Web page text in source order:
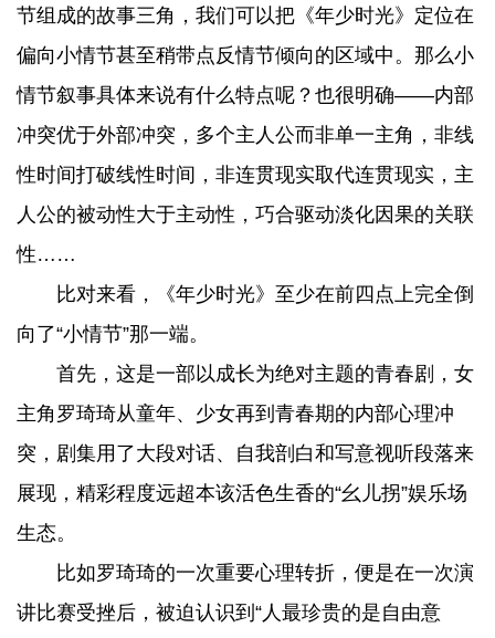
节组成的故事三角，我们可以把《年少时光》定位在
偏向小情节甚至稍带点反情节倾向的区域中。那么小
情节叙事具体来说有什么特点呢？也很明确——内部
冲突优于外部冲突，多个主人公而非单一主角，非线
性时间打破线性时间，非连贯现实取代连贯现实，主
人公的被动性大于主动性，巧合驱动淡化因果的关联
性……
比对来看，《年少时光》至少在前四点上完全倒
向了“小情节”那一端。
首先，这是一部以成长为绝对主题的青春剧，女
主角罗琦琦从童年、少女再到青春期的内部心理冲
突，剧集用了大段对话、自我剖白和写意视听段落来
展现，精彩程度远超本该活色生香的“幺儿拐”娱乐场
生态。
比如罗琦琦的一次重要心理转折，便是在一次演
讲比赛受挫后，被迫认识到“人最珍贵的是自由意